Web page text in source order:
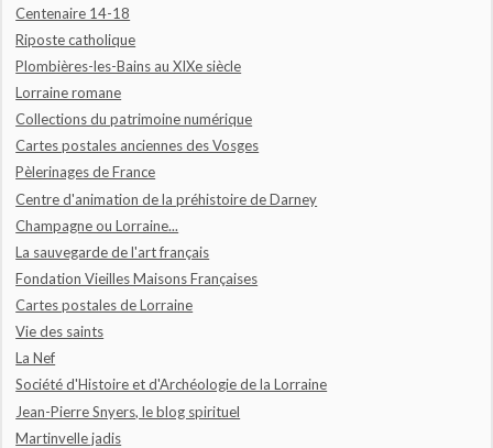
Centenaire 14-18
Riposte catholique
Plombières-les-Bains au XIXe siècle
Lorraine romane
Collections du patrimoine numérique
Cartes postales anciennes des Vosges
Pèlerinages de France
Centre d'animation de la préhistoire de Darney
Champagne ou Lorraine...
La sauvegarde de l'art français
Fondation Vieilles Maisons Françaises
Cartes postales de Lorraine
Vie des saints
La Nef
Société d'Histoire et d'Archéologie de la Lorraine
Jean-Pierre Snyers, le blog spirituel
Martinvelle jadis